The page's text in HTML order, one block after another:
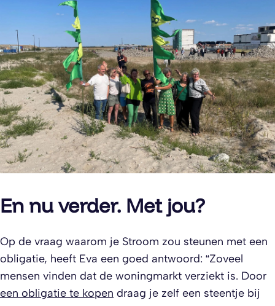
En nu verder. Met jou?
Op de vraag waarom je Stroom zou steunen met een
obligatie, heeft Eva een goed antwoord: “Zoveel
mensen vinden dat de woningmarkt verziekt is. Door
een obligatie te kopen draag je zelf een steentje bij